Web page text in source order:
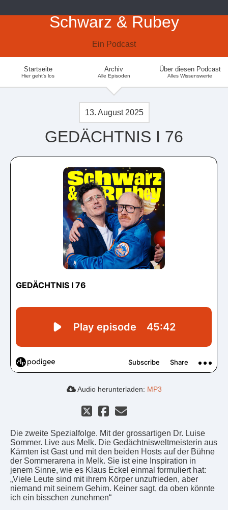
Schwarz & Rubey
Ein Podcast
Startseite
Hier geht's los
Archiv
Alle Episoden
Über diesen Podcast
Alles Wissenswerte
13. August 2025
GEDÄCHTNIS I 76
Audio herunterladen: MP3
Die zweite Spezialfolge. Mit der grossartigen Dr. Luise
Sommer. Live aus Melk. Die Gedächtnisweltmeisterin aus
Kärnten ist Gast und mit den beiden Hosts auf der Bühne
der Sommerarena in Melk. Sie ist eine Inspiration in
jenem Sinne, wie es Klaus Eckel einmal formuliert hat:
„Viele Leute sind mit ihrem Körper unzufrieden, aber
niemand mit seinem Gehirn. Keiner sagt, da oben könnte
ich ein bisschen zunehmen“